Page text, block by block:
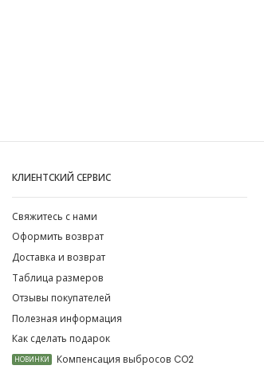
КЛИЕНТСКИЙ СЕРВИС
Свяжитесь с нами
Оформить возврат
Доставка и возврат
Таблица размеров
Отзывы покупателей
Полезная информация
Как сделать подарок
НОВИНКИ Компенсация выбросов CO2